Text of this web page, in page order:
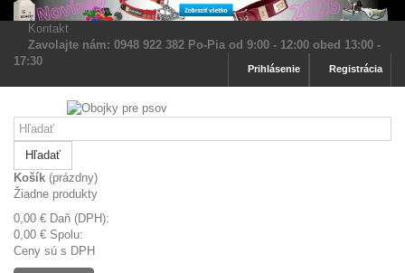
Kontakt
Zavolajte nám: 0948 922 382 Po-Pia od 9:00 - 12:00 obed 13:00 -
17:30
Registrácia
Prihlásenie
Hľadať
Košík (prázdny)
Žiadne produkty
0,00 € Daň (DPH):
0,00 € Spolu:
Ceny sú s DPH